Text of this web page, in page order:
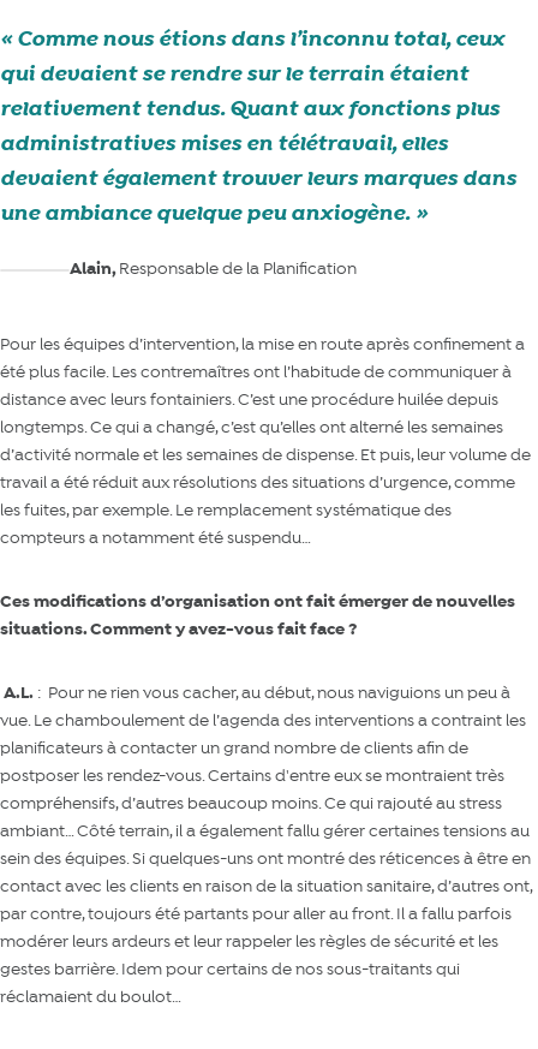
Comme nous étions dans l’inconnu total, ceux
qui devaient se rendre sur le terrain étaient
relativement tendus. Quant aux fonctions plus
administratives mises en télétravail, elles
devaient également trouver leurs marques dans
une ambiance quelque peu anxiogène.
Alain,Responsable de la Planification
Pour les équipes d’intervention, la mise en route après confinement a
été plus facile. Les contremaîtres ont l’habitude de communiquer à
distance avec leurs fontainiers. C’est une procédure huilée depuis
longtemps. Ce qui a changé, c’est qu’elles ont alterné les semaines
d’activité normale et les semaines de dispense. Et puis, leur volume de
travail a été réduit aux résolutions des situations d’urgence, comme
les fuites, par exemple. Le remplacement systématique des
compteurs a notamment été suspendu…
Ces modifications d’organisation ont fait émerger denouvelles
situations. Comment y avez-vous fait face ?
A.L. : Pour ne rien vous cacher, au début, nous naviguions un peu à
vue. Le chamboulement de l’agenda des interventions a contraint les
planificateurs à contacter un grand nombre de clients afin de
postposer les rendez-vous. Certains d'entre eux se montraient très
compréhensifs, d’autres beaucoup moins. Ce qui rajouté au stress
ambiant… Côté terrain, il a également fallu gérer certaines tensions au
sein des équipes. Si quelques-uns ont montré des réticences à être en
contact avec les clients en raison de la situation sanitaire, d’autres ont,
par contre, toujours été partants pour aller au front. Il a fallu parfois
modérer leurs ardeurs et leur rappeler les règles de sécurité et les
gestes barrière. Idem pour certains de nos sous-traitants qui
réclamaient du boulot…